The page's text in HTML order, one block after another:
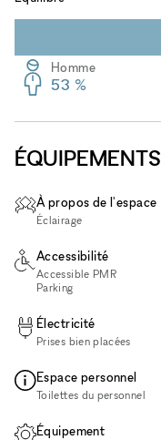
Homme
53 %
ÉQUIPEMENTS
À propos de l'espace
Éclairage
Accessibilité
Accessible PMR
Parking
Électricité
Prises bien placées
Espace personnel
Toilettes du personnel
Équipement